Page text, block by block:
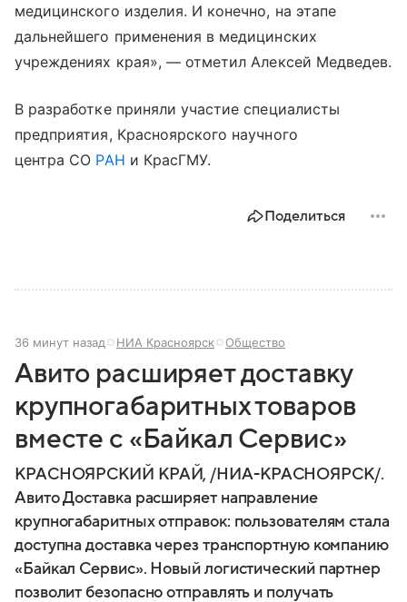
медицинского изделия. И конечно, на этапе
дальнейшего применения в медицинских
учреждениях края», — отметил Алексей Медведев.
В разработке приняли участие специалисты
предприятия, Красноярского научного
центра СО РАН и КрасГМУ.
Поделиться
36 минут назад НИА Красноярск Общество
Авито расширяет доставку
крупногабаритных товаров
вместе с «Байкал Сервис»
КРАСНОЯРСКИЙ КРАЙ, /НИА-КРАСНОЯРСК/.
Авито Доставка расширяет направление
крупногабаритных отправок: пользователям стала
доступна доставка через транспортную компанию
«Байкал Сервис». Новый логистический партнер
позволит безопасно отправлять и получать